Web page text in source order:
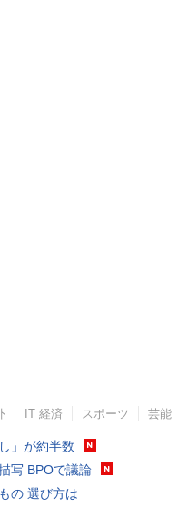
IT 経済 スポーツ 芸能
」が約半数
写 BPOで議論
の 選び方は